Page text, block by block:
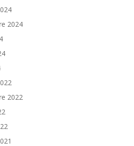
2024
2022